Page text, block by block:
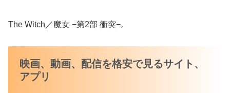
The Witch／魔女 −第2部 衝突−。
映画、動画、配信を格安で見るサイト、
アプリ